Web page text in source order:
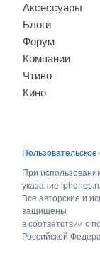
Аксессуары
Блоги
Форум
Компании
Чтиво
Кино
При
указание
Все авторские и
защищены
в соответствии с
Российской